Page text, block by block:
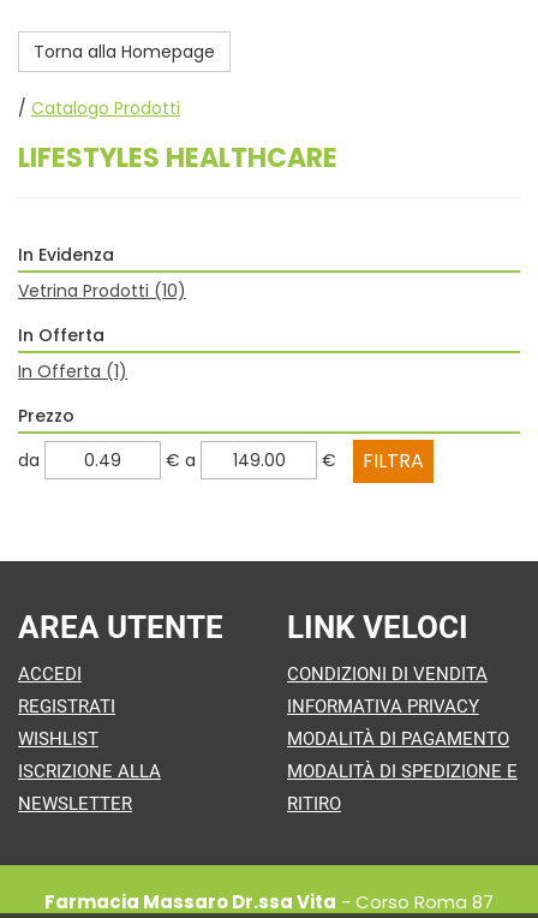
Torna alla Homepage
/ Catalogo Prodotti
LIFESTYLES HEALTHCARE
In Evidenza
Vetrina Prodotti (10)
In Offerta
In Offerta (1)
Prezzo
filtra
da € filtra
a €
AREA UTENTE
ACCEDI
REGISTRATI
WISHLIST
ISCRIZIONE ALLA
NEWSLETTER
LINK VELOCI
CONDIZIONI DI VENDITA
INFORMATIVA PRIVACY
MODALITÀ DI PAGAMENTO
MODALITÀ DI SPEDIZIONE E
RITIRO
Farmacia Massaro Dr.ssa Vita - Corso Roma 87